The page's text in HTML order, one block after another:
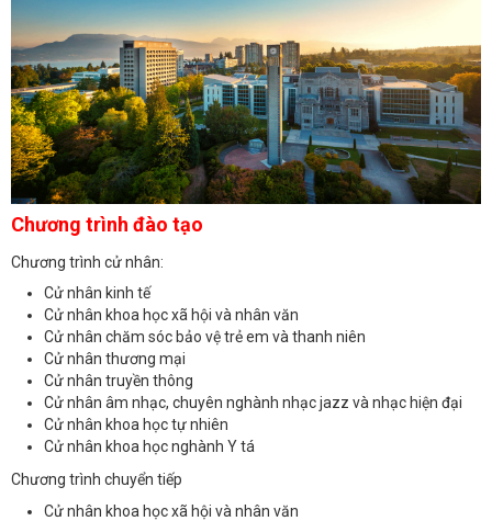
Chương trình đào tạo
Chương trình cử nhân:
Cử nhân kinh tế
Cử nhân khoa học xã hội và nhân văn
Cử nhân chăm sóc bảo vệ trẻ em và thanh niên
Cử nhân thương mại
Cử nhân truyền thông
Cử nhân âm nhạc, chuyên nghành nhạc jazz và nhạc hiện đại
Cử nhân khoa học tự nhiên
Cử nhân khoa học nghành Y tá
Chương trình chuyển tiếp
Cử nhân khoa học xã hội và nhân văn